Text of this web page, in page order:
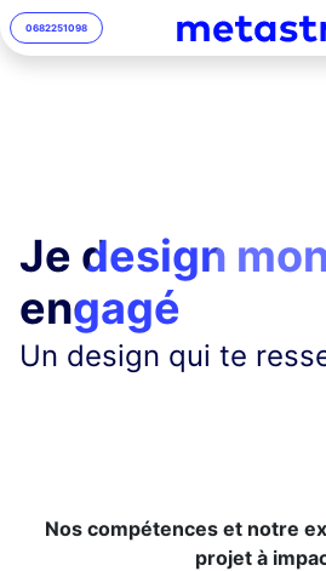
0682251098
Je design
engagé
Un design qui te
Nos compétences et notre
projet à